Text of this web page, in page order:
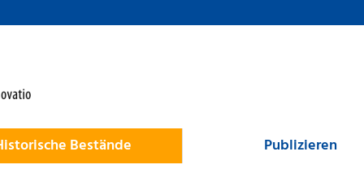
Bestände Publizieren